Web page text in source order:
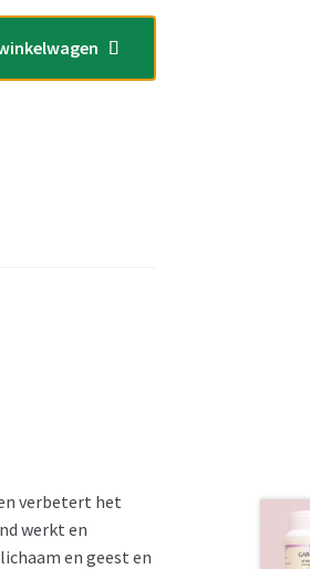
verbetert het
werkt en
en geest en